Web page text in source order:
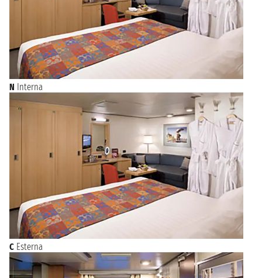
N Interna
C Esterna